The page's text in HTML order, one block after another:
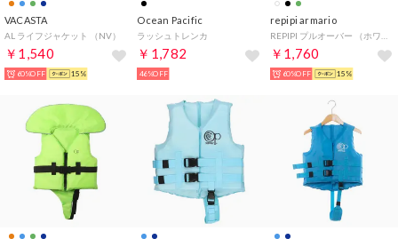
VACASTA
AL ライフジャケット （NV）
￥1,540
60%OFF 15%
Ocean Pacific
ラッシュトレンカ
￥1,782
46%OFF
repipi armario
￥1,760
60%OFF 15%